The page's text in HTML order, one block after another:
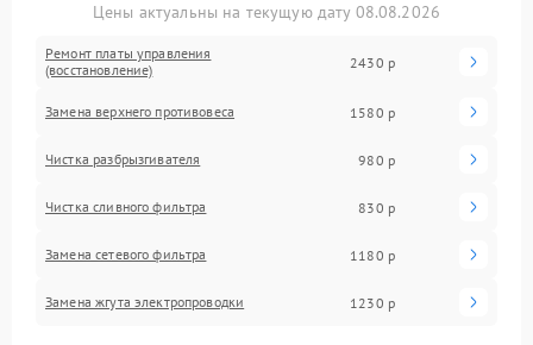
Цены актуальны на текущую дату 08.08.2026
Ремонт платы управления
(восстановление)
2430 р
Замена верхнего противовеса 1580 р
Чистка разбрызгивателя 980 р
Чистка сливного фильтра 830 р
Замена сетевого фильтра 1180 р
Замена жгута электропроводки 1230 р